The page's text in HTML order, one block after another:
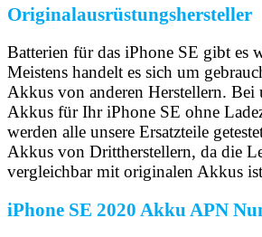
Originalausrüstungshersteller
Batterien für das iPhone SE gibt es
Meistens handelt es sich um
Akkus von anderen Herstellern. Bei
Akkus für Ihr iPhone SE ohne
werden alle unsere Ersatzteile
Akkus von Drittherstellern, da die
vergleichbar mit originalen Akkus
iPhone SE 2020 Akku APN